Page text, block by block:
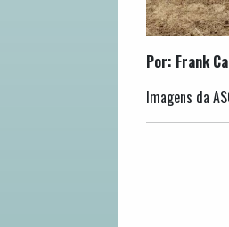
Por: Frank
Imagens da